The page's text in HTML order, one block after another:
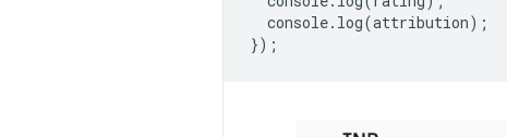
console. log(attribution);
});